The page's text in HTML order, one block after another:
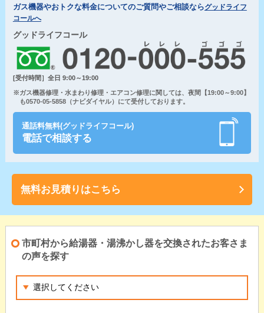
ガス機器やおトクな料金についてのご質問やご相談ならグッドライフ
コールへ
グッドライフコール
[受付時間］全日 9:00～19:00
※ガス機器修理・水まわり修理・エアコン修理に関しては、夜間【19:00～9:00】
も0570-05-5858（ナビダイヤル）にて受付しております。
通話料無料(グッドライフコール)
電話で相談する
無料お見積りはこちら
市町村から給湯器・湯沸かし器を交換されたお客さま
の声を探す